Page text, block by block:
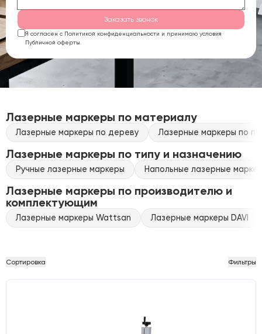
Заказать звонок
Я согласен с Политикой конфиденциальности и принимаю условия
Публичной оферты.
Лазерные маркеры по материалу
Лазерные маркеры по дереву Лазерные маркеры по
Лазерные маркеры по типу и назначению
Ручные лазерные маркеры Напольные лазерные
Лазерные маркеры по производителю и
комплектующим
Лазерные маркеры Wattsan Лазерные маркеры DAVI
Сортировка Фильтры